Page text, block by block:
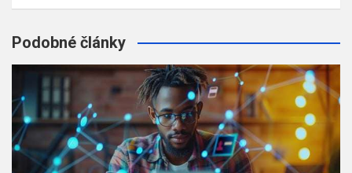
Podobné články